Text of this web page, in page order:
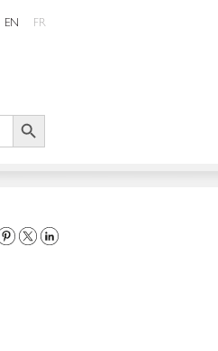
EN FR
Search Button